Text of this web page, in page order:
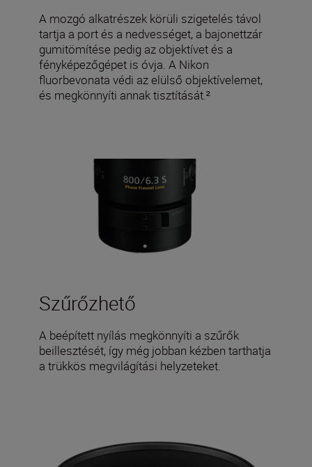
A mozgó alkatrészek körüli szigetelés távol
tartja a port és a nedvességet, a bajonettzár
gumitömítése pedig az objektívet és a
fényképezőgépet is óvja. A Nikon
fluorbevonata védi az elülső objektívelemet,
és megkönnyíti annak tisztítását.²
Szűrőzhető
A beépített nyílás megkönnyíti a szűrők
beillesztését, így még jobban kézben tarthatja
a trükkös megvilágítási helyzeteket.